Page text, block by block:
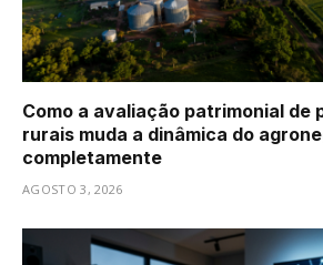
Como a avaliação patrimonial de
rurais muda a dinâmica do
completamente
AGOSTO 3, 2026